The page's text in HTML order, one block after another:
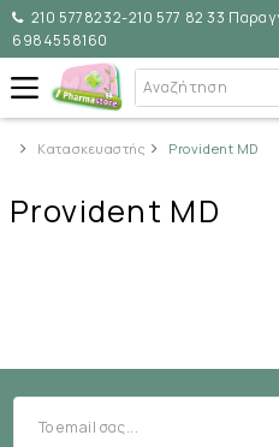
210 5778232-210 577 82 33
6984558160
Κατασκευαστής Provident MD
Provident MD